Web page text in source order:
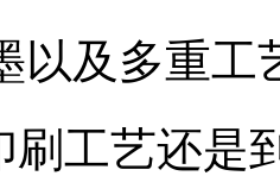
以及多重工
刷工艺还是